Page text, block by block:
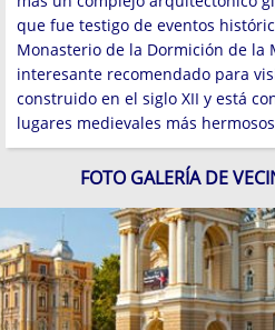
que fue testigo de eventos
Monasterio de la Dormición de la
interesante recomendado para
construido en el siglo XII y está
lugares medievales más
FOTO GALERÍA DE